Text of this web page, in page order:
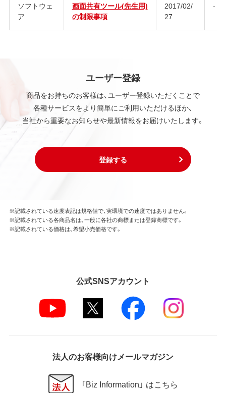
ソフトウェ
ア
画面共有ツール(先生用)
の制限事項
2017/02/
27
-
ユーザー登録
商品をお持ちのお客様は、ユーザー登録いただくことで
各種サービスをより簡単にご利用いただけるほか、
当社から重要なお知らせや最新情報をお届けいたします。
登録する
※記載されている速度表記は規格値で、実環境での速度ではありません。
※記載されている各商品名は、一般に各社の商標または登録商標です。
※記載されている価格は、希望小売価格です。
公式SNSアカウント
法人のお客様向けメールマガジン
「Biz Information」 はこちら